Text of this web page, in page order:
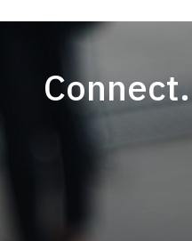
Connect.